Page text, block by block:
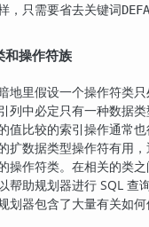
，只需要省去关键词
操作符族
地里假设一个操作符类
列中必定只有一种数据
值比较的索引操作通常
扩数据类型操作符有用
操作符类。在相关的类
帮助规划器进行 SQL 查
划器包含了大量有关如何